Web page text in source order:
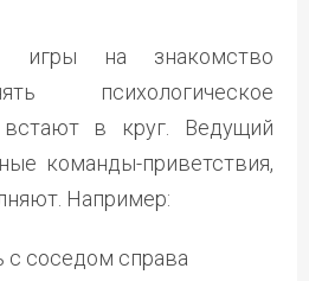
игры на знакомство
психологическое
в круг. Ведущий
команды-приветствия,
Например:
с соседом справа